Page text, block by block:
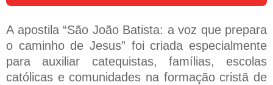
A apostila “São João Batista: a voz que prepara
o caminho de Jesus” foi criada especialmente
para auxiliar catequistas, famílias, escolas
católicas e comunidades na formação cristã de